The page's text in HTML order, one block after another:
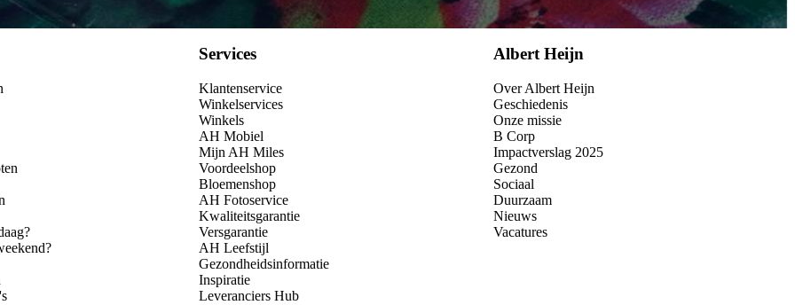
Services
Klantenservice
Winkelservices
Winkels
AH Mobiel
Mijn AH Miles
Voordeelshop
Bloemenshop
AH Fotoservice
Kwaliteitsgarantie
Versgarantie
AH Leefstijl
Gezondheidsinformatie
Inspiratie
Leveranciers Hub
Albert Heijn
Over Albert Heijn
Geschiedenis
Onze missie
B Corp
Impactverslag 2025
Gezond
Sociaal
Duurzaam
Nieuws
Vacatures